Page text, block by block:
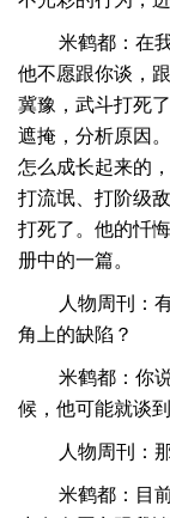
米鹤都：在
他不愿跟你谈，
冀豫，武斗打死
遮掩，分析原因
怎么成长起来的
打流氓、打阶级
打死了。他的忏
册中的一篇。
人物周刊：
角上的缺陷？
米鹤都：你
候，他可能就谈
人物周刊：
米鹤都：目